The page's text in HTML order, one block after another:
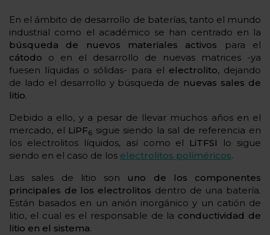
En el ámbito de desarrollo de baterías, tanto el mundo
industrial como el académico se han centrado en la
búsqueda de nuevos materiales activos para el
cátodo o en el desarrollo de nuevas matrices -ya
fuesen líquidas o sólidas- para el electrolito, dejando
de lado el desarrollo y búsqueda de nuevas sales de
litio.
Debido a ello, y a pesar de llevar muchos años en el
mercado, el LiPF6 sigue siendo la sal de referencia en
los electrolitos líquidos, así como el LiTFSI
lo sigue
siendo en el caso de los electrolitos poliméricos.
Las sales de litio son uno de los componentes
principales de los electrolitos dentro de una batería.
Están basados en un anión inorgánico y un catión de
litio, el cual es el responsable de la conductividad de
litio en el sistema.